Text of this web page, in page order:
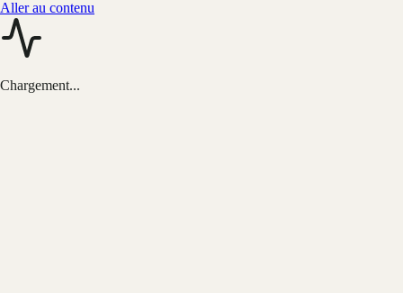
Aller au contenu
Chargement...